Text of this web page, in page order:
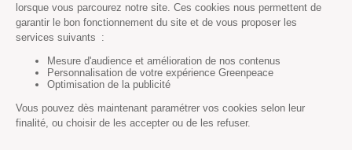
Politique de confidentialité
Les autres sites de Greenpeace
dans le monde
Cliquez-ici pour modifier vos préférences en matière de cookies
Greenpeace